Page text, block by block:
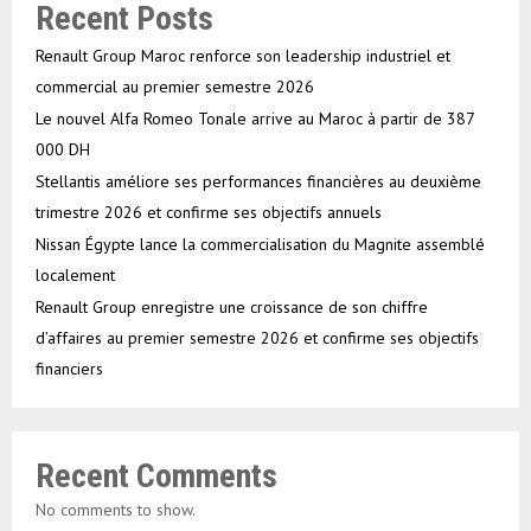
Recent Posts
Renault Group Maroc renforce son leadership industriel et
commercial au premier semestre 2026
Le nouvel Alfa Romeo Tonale arrive au Maroc à partir de 387
000 DH
Stellantis améliore ses performances financières au deuxième
trimestre 2026 et confirme ses objectifs annuels
Nissan Égypte lance la commercialisation du Magnite assemblé
localement
Renault Group enregistre une croissance de son chiffre
d’affaires au premier semestre 2026 et confirme ses objectifs
financiers
Recent Comments
No comments to show.